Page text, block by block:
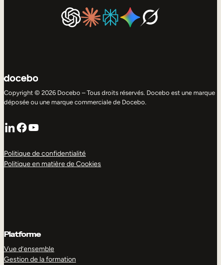
Copyright © 2026 Docebo – Tous droits réservés. Docebo est une marque
déposée ou une marque commerciale de Docebo.
LinkedIn
Facebook
YouTube
Politique de confidentialité
Politique en matière de Cookies
Platforme
Vue d’ensemble
Gestion de la formation